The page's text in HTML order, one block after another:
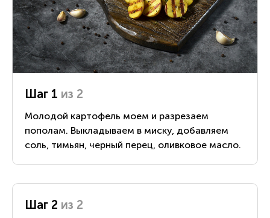
Шаг 1 из 2
Молодой картофель моем и разрезаем
пополам. Выкладываем в миску, добавляем
соль, тимьян, черный перец, оливковое масло.
Шаг 2 из 2